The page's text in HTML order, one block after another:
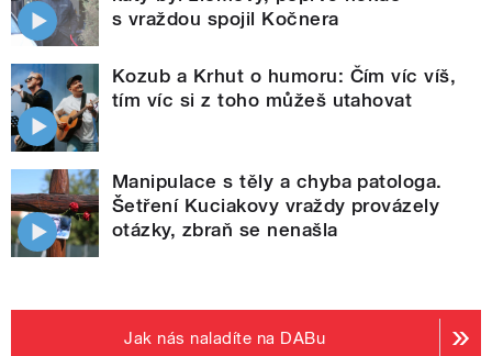
s vraždou spojil Kočnera
Kozub a Krhut o humoru: Čím víc víš,
tím víc si z toho můžeš utahovat
Manipulace s těly a chyba patologa.
Šetření Kuciakovy vraždy provázely
otázky, zbraň se nenašla
Jak nás naladíte na DABu